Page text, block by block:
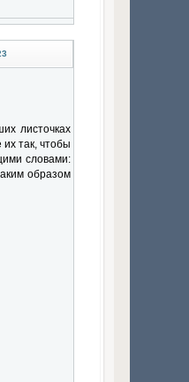
листочках
так, чтобы
словами:
образом